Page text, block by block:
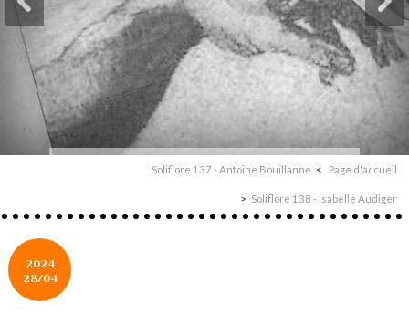
Soliflore 137 - Antoine Bouillanne Page d'accueil
Soliflore 138 - Isabelle Audiger
2024
28/04